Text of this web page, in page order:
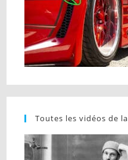
Toutes les vidéos de